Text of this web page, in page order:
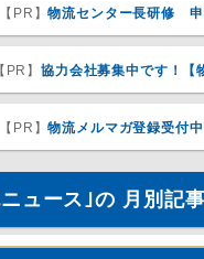
【PR】物流センター長研修 申
【PR】協力会社募集中です！【
【PR】物流メルマガ登録受付中
ュース｣の 月別記